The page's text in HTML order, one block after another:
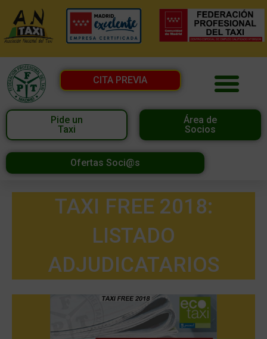
CITA PREVIA
Pide un
Taxi
Área de
Socios
Ofertas Soci@s
TAXI FREE 2018:
LISTADO
ADJUDICATARIOS